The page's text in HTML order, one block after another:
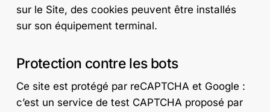
sur le Site, des cookies peuvent être installés
sur son équipement terminal.
Protection contre les bots
Ce site est protégé par reCAPTCHA et Google :
c’est un service de test CAPTCHA proposé par